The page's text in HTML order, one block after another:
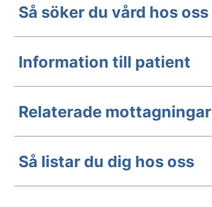
Så söker du vård hos oss
Information till patient
Relaterade mottagningar
Så listar du dig hos oss